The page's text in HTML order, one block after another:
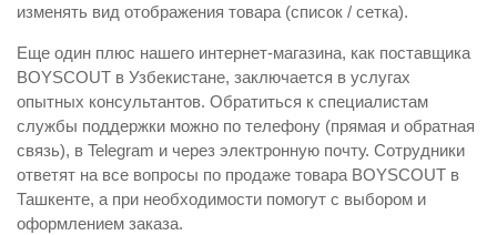
изменять вид отображения товара (список / сетка).
Еще один плюс нашего интернет-магазина, как поставщика
BOYSCOUT в Узбекистане, заключается в услугах
опытных консультантов. Обратиться к специалистам
службы поддержки можно по телефону (прямая и обратная
связь), в Telegram и через электронную почту. Сотрудники
ответят на все вопросы по продаже товара BOYSCOUT в
Ташкенте, а при необходимости помогут с выбором и
оформлением заказа.